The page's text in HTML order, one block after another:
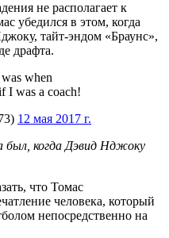
не располагает к
убедился в этом, когда
тайт-эндом «Браунс»,
драфта.
when
I was a coach!
12 мая 2017 г.
был, когда Дэвид Нджоку
что Томас
человека, который
непосредственно на